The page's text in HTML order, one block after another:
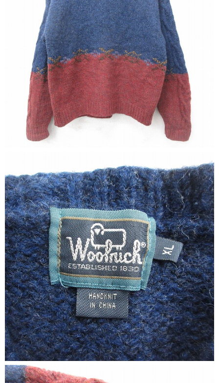
週刊ラッシュアウト新聞
古着コラム
メディア・イベント情報
Youtube 古着屋Rush Out チャンネル
スタッフコーディネート
お客様の声
レビュー1万件突破
お気に入りリスト
会員登録
メルマガ登録
会社概要
店舗一覧
古着卸売
特定商取引法に基づく表示
プライバシーポリシー
お問い合わせ